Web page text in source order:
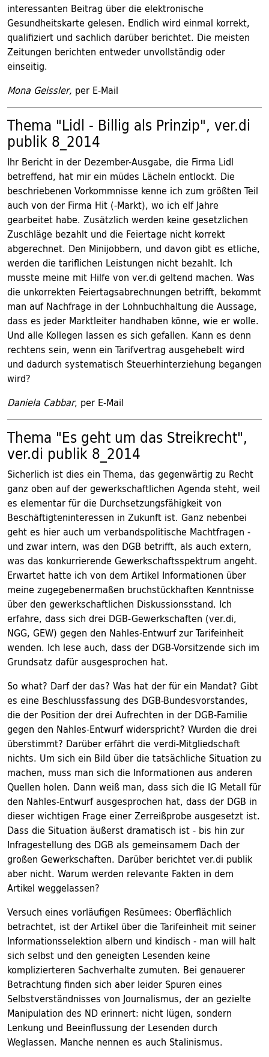
interessanten Beitrag über die elektronische
Gesundheitskarte gelesen. Endlich wird einmal korrekt,
qualifiziert und sachlich darüber berichtet. Die meisten
Zeitungen berichten entweder unvollständig oder
einseitig.
Mona Geissler, per E-Mail
Thema "Lidl - Billig als Prinzip", ver.di
publik 8_2014
Ihr Bericht in der Dezember-Ausgabe, die Firma Lidl
betreffend, hat mir ein müdes Lächeln entlockt. Die
beschriebenen Vorkommnisse kenne ich zum größten Teil
auch von der Firma Hit (-Markt), wo ich elf Jahre
gearbeitet habe. Zusätzlich werden keine gesetzlichen
Zuschläge bezahlt und die Feiertage nicht korrekt
abgerechnet. Den Minijobbern, und davon gibt es etliche,
werden die tariflichen Leistungen nicht bezahlt. Ich
musste meine mit Hilfe von ver.di geltend machen. Was
die unkorrekten Feiertagsabrechnungen betrifft, bekommt
man auf Nachfrage in der Lohnbuchhaltung die Aussage,
dass es jeder Marktleiter handhaben könne, wie er wolle.
Und alle Kollegen lassen es sich gefallen. Kann es denn
rechtens sein, wenn ein Tarifvertrag ausgehebelt wird
und dadurch systematisch Steuerhinterziehung begangen
wird?
Daniela Cabbar, per E-Mail
Thema "Es geht um das Streikrecht",
ver.di publik 8_2014
Sicherlich ist dies ein Thema, das gegenwärtig zu Recht
ganz oben auf der gewerkschaftlichen Agenda steht, weil
es elementar für die Durchsetzungsfähigkeit von
Beschäftigteninteressen in Zukunft ist. Ganz nebenbei
geht es hier auch um verbandspolitische Machtfragen -
und zwar intern, was den DGB betrifft, als auch extern,
was das konkurrierende Gewerkschaftsspektrum angeht.
Erwartet hatte ich von dem Artikel Informationen über
meine zugegebenermaßen bruchstückhaften Kenntnisse
über den gewerkschaftlichen Diskussionsstand. Ich
erfahre, dass sich drei DGB-Gewerkschaften (ver.di,
NGG, GEW) gegen den Nahles-Entwurf zur Tarifeinheit
wenden. Ich lese auch, dass der DGB-Vorsitzende sich im
Grundsatz dafür ausgesprochen hat.
So what? Darf der das? Was hat der für ein Mandat? Gibt
es eine Beschlussfassung des DGB-Bundesvorstandes,
die der Position der drei Aufrechten in der DGB-Familie
gegen den Nahles-Entwurf widerspricht? Wurden die drei
überstimmt? Darüber erfährt die verdi-Mitgliedschaft
nichts. Um sich ein Bild über die tatsächliche Situation zu
machen, muss man sich die Informationen aus anderen
Quellen holen. Dann weiß man, dass sich die IG Metall für
den Nahles-Entwurf ausgesprochen hat, dass der DGB in
dieser wichtigen Frage einer Zerreißprobe ausgesetzt ist.
Dass die Situation äußerst dramatisch ist - bis hin zur
Infragestellung des DGB als gemeinsamem Dach der
großen Gewerkschaften. Darüber berichtet ver.di publik
aber nicht. Warum werden relevante Fakten in dem
Artikel weggelassen?
Versuch eines vorläufigen Resümees: Oberflächlich
betrachtet, ist der Artikel über die Tarifeinheit mit seiner
Informationsselektion albern und kindisch - man will halt
sich selbst und den geneigten Lesenden keine
komplizierteren Sachverhalte zumuten. Bei genauerer
Betrachtung finden sich aber leider Spuren eines
Selbstverständnisses von Journalismus, der an gezielte
Manipulation des ND erinnert: nicht lügen, sondern
Lenkung und Beeinflussung der Lesenden durch
Weglassen. Manche nennen es auch Stalinismus.